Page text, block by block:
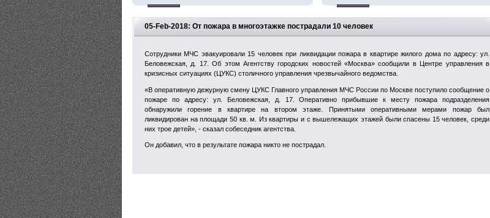
05-Feb-2018: От пожара в многоэтажке пострадали 10 человек
Сотрудники МЧС эвакуировали 15 человек при ликвидации пожара в квартире жилого дома по адресу: ул.
Беловежская, д. 17. Об этом Агентству городских новостей «Москва» сообщили в Центре управления в
кризисных ситуациях (ЦУКС) столичного управления чрезвычайного ведомства.
«В оперативную дежурную смену ЦУКС Главного управления МЧС России по Москве поступило сообщение о
пожаре по адресу: ул. Беловежская, д. 17. Оперативно прибывшие к месту пожара подразделения
обнаружили горение в квартире на втором этаже. Принятыми оперативными мерами пожар был
ликвидирован на площади 50 кв. м. Из квартиры и с вышележащих этажей были спасены 15 человек, среди
них трое детей», - сказал собеседник агентства.
Он добавил, что в результате пожара никто не пострадал.